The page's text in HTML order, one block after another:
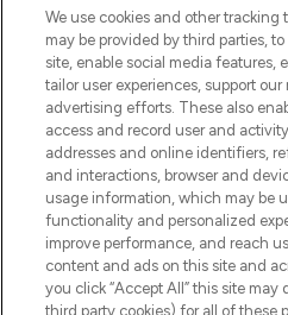
LOOKFANTASTIC is
beautybestemming
beste huidverzorging,
make-up van meer
Shop online of via
verzending
Cookie-
Do Not Sell or
HELP &
We use cookies and other tracking
may be provided by third parties,
site, enable social media features,
tailor user experiences, support our
advertising efforts. These also
access and record user and
addresses and online identifiers,
and interactions, browser and
usage information, which may be
functionality and personalized
improve performance, and reach
content and ads on this site and
you click “Accept All” this site
third party cookies) for all of these